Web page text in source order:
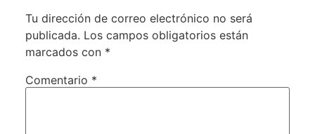
Tu dirección de correo electrónico no será
publicada. Los campos obligatorios están
marcados con *
Comentario *